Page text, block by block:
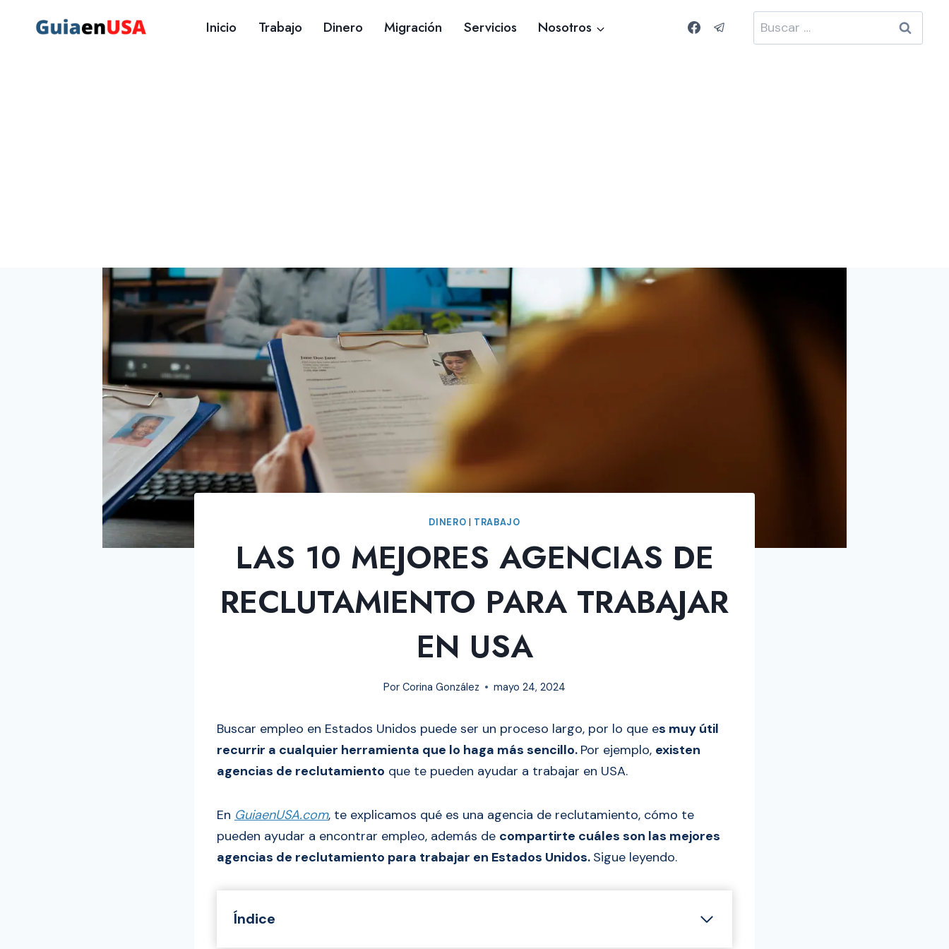
Inicio Trabajo Dinero Migración Servicios Nosotros Buscar:
DINERO TRABAJO
LAS 10 MEJORES AGENCIAS DE
RECLUTAMIENTO PARA TRABAJAR
EN USA
Por Corina González mayo 24, 2024
Buscar empleo en Estados Unidos puede ser un proceso largo, por lo que es muy útil
recurrir a cualquier herramienta que lo haga más sencillo. Por ejemplo, existen
agencias de reclutamiento que te pueden ayudar a trabajar en USA.
En GuiaenUSA.com, te explicamos qué es una agencia de reclutamiento, cómo te
pueden ayudar a encontrar empleo, además de compartirte cuáles son las mejores
agencias de reclutamiento para trabajar en Estados Unidos. Sigue leyendo.
Índice